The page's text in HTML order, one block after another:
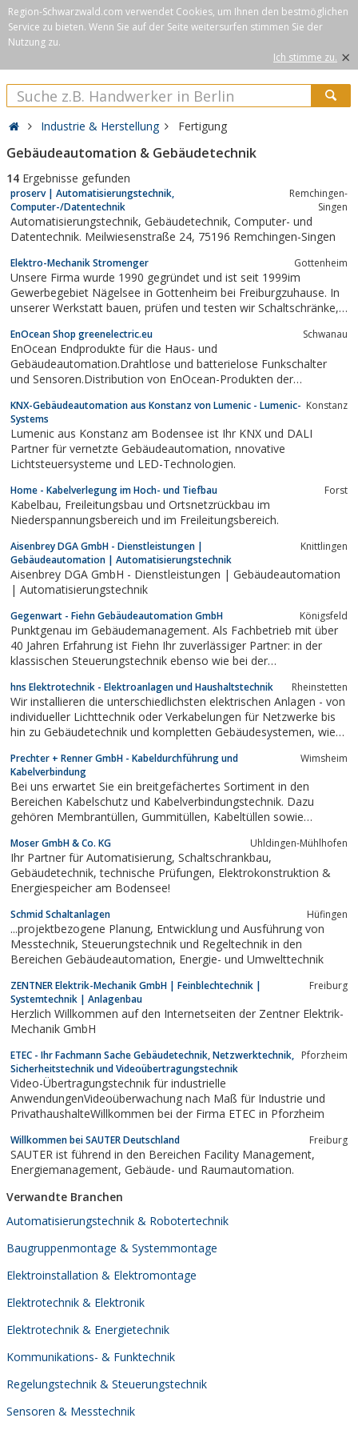
Region-Schwarzwald.com verwendet Cookies, um Ihnen den bestmöglichen
Service zu bieten. Wenn Sie auf der Seite weitersurfen stimmen Sie der
Nutzung zu.
Ich stimme zu. ×
Industrie & Herstellung Fertigung
Gebäudeautomation & Gebäudetechnik
14 Ergebnisse gefunden
proserv | Automatisierungstechnik,
Computer-/Datentechnik
Remchingen-
Singen
Automatisierungstechnik, Gebäudetechnik, Computer- und
Datentechnik. Meilwiesenstraße 24, 75196 Remchingen-Singen
Elektro-Mechanik Stromenger Gottenheim
Unsere Firma wurde 1990 gegründet und ist seit 1999im
Gewerbegebiet Nägelsee in Gottenheim bei Freiburgzuhause. In
unserer Werkstatt bauen, prüfen und testen wir Schaltschränke,
an CAD/CAE undSPS-Arbeitsplätzen.Sämtliche auf dem Elektro-
Sektor vorkommenden...
EnOcean Shop greenelectric.eu Schwanau
EnOcean Endprodukte für die Haus- und
Gebäudeautomation.Drahtlose und batterielose Funkschalter
und Sensoren.Distribution von EnOcean-Produkten der
Echoflex, Hoppe, Opus.
KNX-Gebäudeautomation aus Konstanz von Lumenic - Lumenic-
Systems
Konstanz
Lumenic aus Konstanz am Bodensee ist Ihr KNX und DALI
Partner für vernetzte Gebäudeautomation, nnovative
Lichtsteuersysteme und LED-Technologien.
Home - Kabelverlegung im Hoch- und Tiefbau Forst
Kabelbau, Freileitungsbau und Ortsnetzrückbau im
Niederspannungsbereich und im Freileitungsbereich.
Aisenbrey DGA GmbH - Dienstleistungen |
Gebäudeautomation | Automatisierungstechnik
Knittlingen
Aisenbrey DGA GmbH - Dienstleistungen | Gebäudeautomation
| Automatisierungstechnik
Gegenwart - Fiehn Gebäudeautomation GmbH Königsfeld
Punktgenau im Gebäudemanagement. Als Fachbetrieb mit über
40 Jahren Erfahrung ist Fiehn Ihr zuverlässiger Partner: in der
klassischen Steuerungstechnik ebenso wie bei der
Leittechnik und OPC-Server-gestützten
Kommunikationsmöglichkeiten
hns Elektrotechnik - Elektroanlagen und Haushaltstechnik Rheinstetten
Wir installieren die unterschiedlichsten elektrischen Anlagen - von
individueller Lichttechnik oder Verkabelungen für Netzwerke bis
hin zu Gebäudetechnik und kompletten Gebäudesystemen, wie
Prechter + Renner GmbH - Kabeldurchführung und
Kabelverbindung
Wimsheim
Bei uns erwartet Sie ein breitgefächertes Sortiment in den
Bereichen Kabelschutz und Kabelverbindungstechnik. Dazu
gehören Membrantüllen, Gummitüllen, Kabeltüllen sowie
Des Weiteren führen wir Kabelschuhe, Flachstecker,
Flachsteckhülsen, Aderendhülsen...
Moser GmbH & Co. KG Uhldingen-Mühlhofen
Ihr Partner für Automatisierung, Schaltschrankbau,
Gebäudetechnik, technische Prüfungen, Elektrokonstruktion &
Energiespeicher am Bodensee!
Schmid Schaltanlagen Hüfingen
...projektbezogene Planung, Entwicklung und Ausführung von
Messtechnik, Steuerungstechnik und Regeltechnik in den
Bereichen Gebäudeautomation, Energie- und Umwelttechnik
ZENTNER Elektrik-Mechanik GmbH | Feinblechtechnik |
Systemtechnik | Anlagenbau
Freiburg
Herzlich Willkommen auf den Internetseiten der Zentner Elektrik-
Mechanik GmbH
ETEC - Ihr Fachmann Sache Gebäudetechnik, Netzwerktechnik,
Sicherheitstechnik und Videoübertragungstechnik
Pforzheim
Video-Übertragungstechnik für industrielle
AnwendungenVideoüberwachung nach Maß für Industrie und
PrivathaushalteWillkommen bei der Firma ETEC in Pforzheim
Willkommen bei SAUTER Deutschland Freiburg
SAUTER ist führend in den Bereichen Facility Management,
Energiemanagement, Gebäude- und Raumautomation.
Verwandte Branchen
Automatisierungstechnik & Robotertechnik
Baugruppenmontage & Systemmontage
Elektroinstallation & Elektromontage
Elektrotechnik & Elektronik
Elektrotechnik & Energietechnik
Kommunikations- & Funktechnik
Regelungstechnik & Steuerungstechnik
Sensoren & Messtechnik